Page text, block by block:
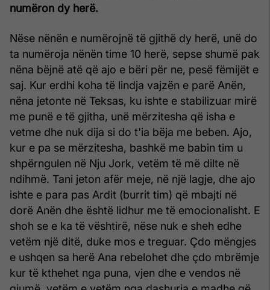
numëron dy herë.
Nëse nënën e numërojnë të gjithë dy herë, unë do
ta numëroja nënën time 10 herë, sepse shumë pak
nëna bëjnë atë që ajo e bëri për ne, pesë fëmijët e
saj. Kur erdhi koha të lindja vajzën e parë Anën,
nëna jetonte në Teksas, ku ishte e stabilizuar mirë
me punë e të gjitha, unë mërzitesha që isha e
vetme dhe nuk dija si do t'ia bëja me beben. Ajo,
kur e pa se mërzitesha, bashkë me babin tim u
shpërngulen në Nju Jork, vetëm të më dilte në
ndihmë. Tani jeton afër meje, në një lagje, dhe ajo
ishte e para pas Ardit (burrit tim) që mbajti në
dorë Anën dhe është lidhur me të emocionalisht. E
shoh se e ka të vështirë, nëse nuk e sheh edhe
vetëm një ditë, duke mos e treguar. Çdo mëngjes
e ushqen sa herë Ana rebelohet dhe çdo mbrëmje
kur të kthehet nga puna, vjen dhe e vendos në